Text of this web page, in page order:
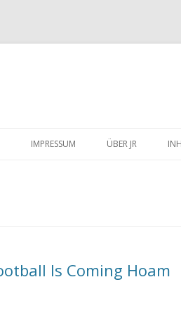
IMPRESSUM ÜBER JR
Is Coming Hoam